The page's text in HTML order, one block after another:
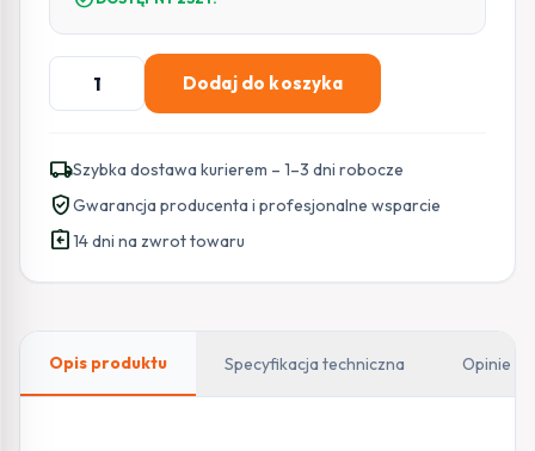
ilość
KARTA
LINK
Archer
TX50E
Bluetooth
Dodaj do koszyka
local_shippingSzybka dostawa kurierem – 1–3 dni robocze
verified_userGwarancja producenta i profesjonalne wsparcie
assignment_return14 dni na zwrot towaru
Opis produktu Specyfikacja techniczna Opinie